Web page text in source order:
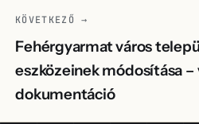
KÖVETKEZŐ →
Fehérgyarmat város
eszközeinek módosítása
dokumentáció